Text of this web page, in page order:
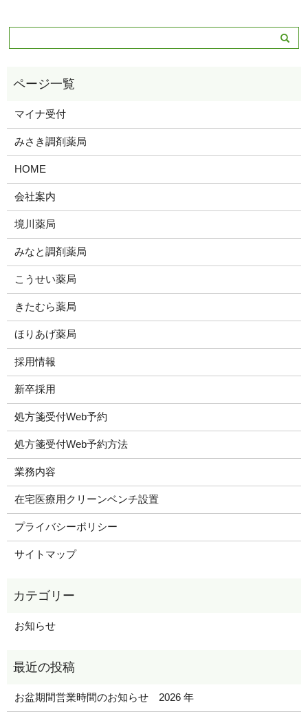
マイナ受付
みさき調剤薬局
HOME
会社案内
境川薬局
みなと調剤薬局
こうせい薬局
きたむら薬局
ほりあげ薬局
採用情報
新卒採用
処方箋受付Web予約
処方箋受付Web予約方法
業務内容
在宅医療用クリーンベンチ設置
プライバシーポリシー
サイトマップ
お知らせ
お盆期間営業時間のお知らせ 2026 年